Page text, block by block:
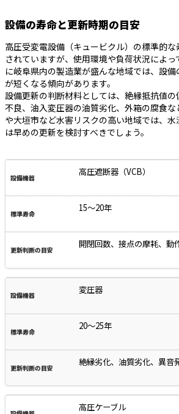
設備の寿命と更新時期の目安
高圧受変電設備（キュービクル）の標準的
されていますが、使用環境や負荷状況によ
に岐阜県内の製造業が盛んな地域では、設
が短くなる傾向があります。
設備更新の判断材料としては、絶縁抵抗値
不良、油入変圧器の油質劣化、外箱の腐食
や大垣市など水害リスクの高い地域では、
は早めの更新を検討すべきでしょう。
高圧遮断器（VCB）
15～20年
開閉回数、接点の摩耗、動
変圧器
20～25年
絶縁劣化、油質劣化、異音
高圧ケーブル